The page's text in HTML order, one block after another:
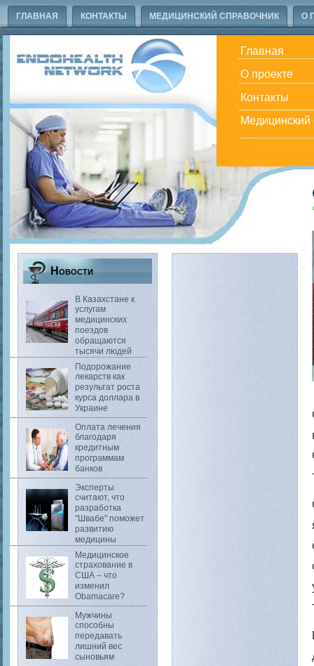
ГЛАВНАЯ КОНТАКТЫ МЕДИЦИНСКИЙ СПРАВОЧНИК О
Главная
О проекте
Контакты
Медицинский
Новости
В Казахстане к
услугам
медицинских
поездов
обращаются
тысячи людей
Подорожание
лекарств как
результат роста
курса доллара в
Украине
Оплата лечения
благодаря
кредитным
программам
банков
Эксперты
считают, что
разработка
"Швабе" поможет
развитию
медицины
Медицинское
страхование в
США – что
изменил
Obamacare?
Мужчины
способны
передавать
лишний вес
сыновьям